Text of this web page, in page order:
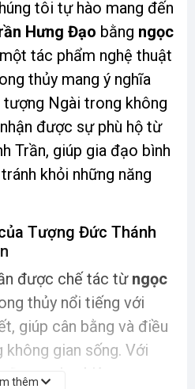
tôi tự hào mang đến
Hưng Đạo bằng ngọc
tác phẩm nghệ thuật
thủy mang ý nghĩa
Ngài trong không
được sự phù hộ từ
Trần, giúp gia đạo bình
khỏi những năng
Tượng Đức Thánh
được chế tác từ ngọc
thủy nổi tiếng với
giúp cân bằng và điều
gian sống. Với
oai nghiêm, tay
thêm